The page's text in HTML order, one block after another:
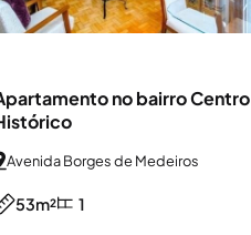
no bairro Centro
Avenida Borges de Medeiros
53m² 1